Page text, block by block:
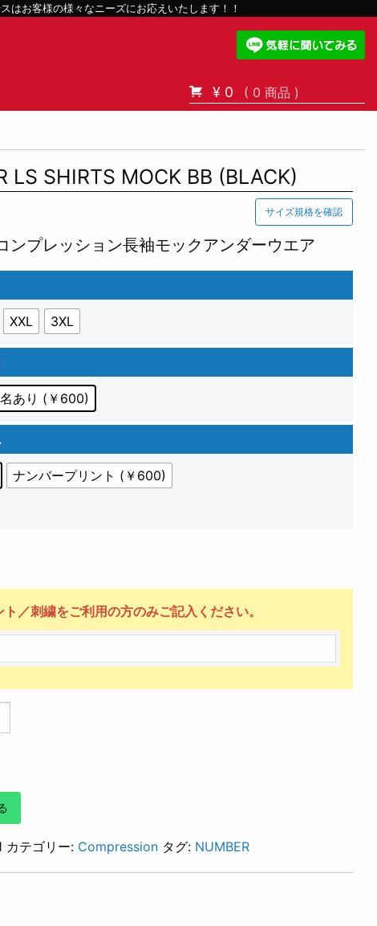
はお客様の様々なニーズにお応えいたします！！
¥ 0 ( 0 商品 )
LS SHIRTS MOCK BB (BLACK)
サイズ規格を確認
ンプレッション長袖モックアンダーウエア
XXL 3XL
あり (￥600)
ナンバープリント (￥600)
カテゴリー: Compression タグ: NUMBER